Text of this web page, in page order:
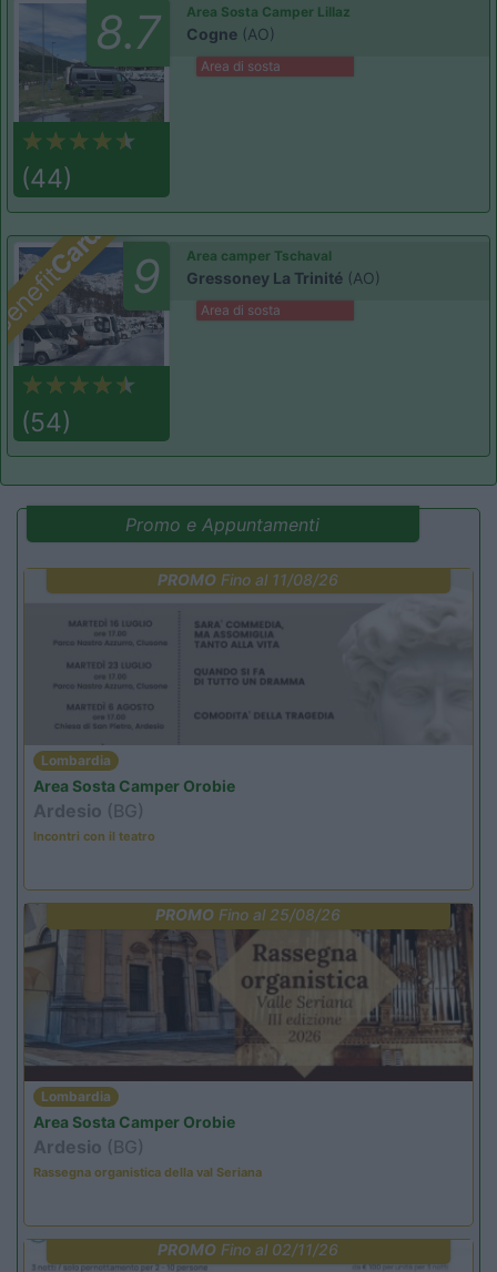
8.7
(44)
Area Sosta Camper Lillaz
Cogne (AO)
Area di sosta
Card 9
(54)
Area camper Tschaval
Gressoney La Trinité (AO)
Area di sosta
Promo e Appuntamenti
PROMO Fino al 11/08/26
Lombardia
Area Sosta Camper Orobie
Ardesio (BG)
Incontri con il teatro
PROMO Fino al 25/08/26
Lombardia
Area Sosta Camper Orobie
Ardesio (BG)
Rassegna organistica della val Seriana
PROMO Fino al 02/11/26